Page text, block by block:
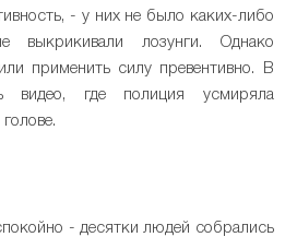
- у них не было каких-либо
выкрикивали лозунги. Однако
применить силу превентивно. В
видео, где полиция усмиряла
- десятки людей собрались